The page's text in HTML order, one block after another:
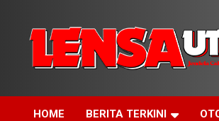
content
LensaUtama
HOME BERITA TERKINI